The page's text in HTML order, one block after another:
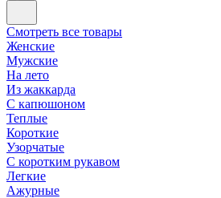
Смотреть все товары
Женские
Мужские
На лето
Из жаккарда
С капюшоном
Теплые
Короткие
Узорчатые
С коротким рукавом
Легкие
Ажурные